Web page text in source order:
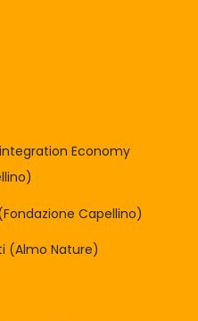
Economy
Capellino)
(Almo Nature)